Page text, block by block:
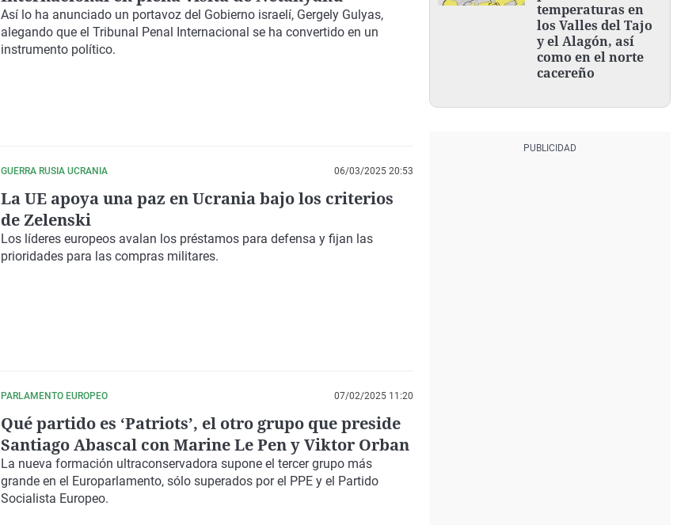
Así lo ha anunciado un portavoz del Gobierno israelí, Gergely Gulyas,
alegando que el Tribunal Penal Internacional se ha convertido en un
instrumento político.
GUERRA RUSIA UCRANIA 06/03/2025 20:53
La UE apoya una paz en Ucrania bajo los criterios
de Zelenski
Los líderes europeos avalan los préstamos para defensa y fijan las
prioridades para las compras militares.
PARLAMENTO EUROPEO 07/02/2025 11:20
Qué partido es ‘Patriots’, el otro grupo que preside
Santiago Abascal con Marine Le Pen y Viktor Orban
La nueva formación ultraconservadora supone el tercer grupo más
grande en el Europarlamento, sólo superados por el PPE y el Partido
Socialista Europeo.
temperaturas en
los Valles del Tajo
y el Alagón, así
como en el norte
cacereño